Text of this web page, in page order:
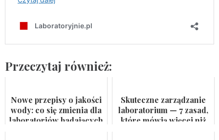
Przeczytaj również:
Nowe przepisy o jakości
wody: co się zmienia dla
laboratoriów badających
Skuteczne zarządzanie
laboratorium — 7 zasad,
które mówią więcej niż